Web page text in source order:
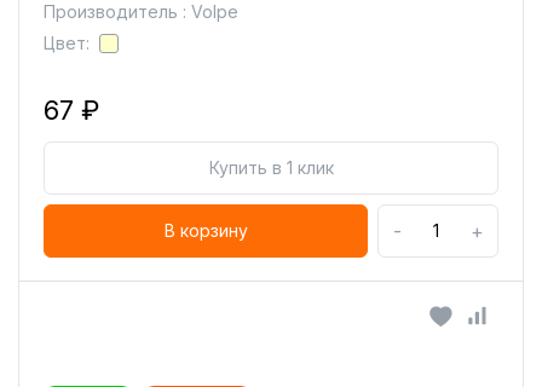
Производитель : Volpe
Цвет:
67 ₽
Купить в 1 клик
В корзину - +